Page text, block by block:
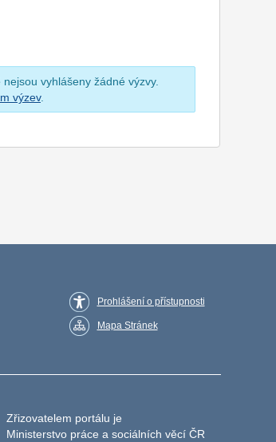
vyhlášeny žádné výzvy.
výzev.
Prohlášení o přístupnosti
Mapa Stránek
Zřizovatelem portálu je
Ministerstvo práce a sociálních věcí ČR